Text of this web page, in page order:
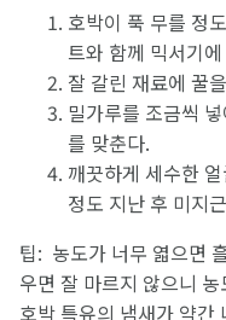
호박이 푹 무를 정
트와 함께 믹서기
잘 갈린 재료에 꿀
밀가루를 조금씩
를 맞춘다.
깨끗하게 세수한
정도 지난 후 미지
팁: 농도가 너무 엷으면
우면 잘 마르지 않으니
호박 특유의 냄새가 약간